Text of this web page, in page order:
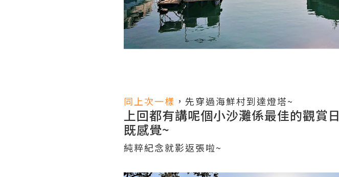
同上次一樣 ，先穿過海鮮村到達燈塔~
上回都有講呢個小沙灘係最佳的觀賞
既感覺~
純粹紀念就影返張啦~